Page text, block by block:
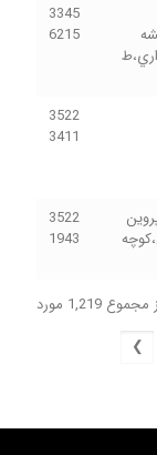
شهرداري،ط
3345
6215
3522
3411
3522
1943
❯